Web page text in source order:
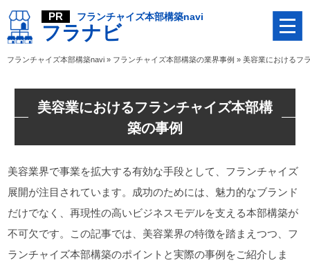
フランチャイズ本部構築navi
フラナビ
フランチャイズ本部構築navi » フランチャイズ本部構築の業界事例 » 美容業におけるフ
美容業におけるフランチャイズ本部構
築の事例
美容業界で事業を拡大する有効な手段として、フランチャイズ
展開が注目されています。成功のためには、魅力的なブランド
だけでなく、再現性の高いビジネスモデルを支える本部構築が
不可欠です。この記事では、美容業界の特徴を踏まえつつ、フ
ランチャイズ本部構築のポイントと実際の事例をご紹介しま